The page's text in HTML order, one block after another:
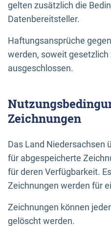
gelten zusätzlich die
Datenbereitsteller.
Haftungsansprüche
werden, soweit gesetzlich
ausgeschlossen.
Zeichnungen
Das Land Niedersachsen
für abgespeicherte
für deren Verfügbarkeit.
Zeichnungen werden für
Zeichnungen können
gelöscht werden.